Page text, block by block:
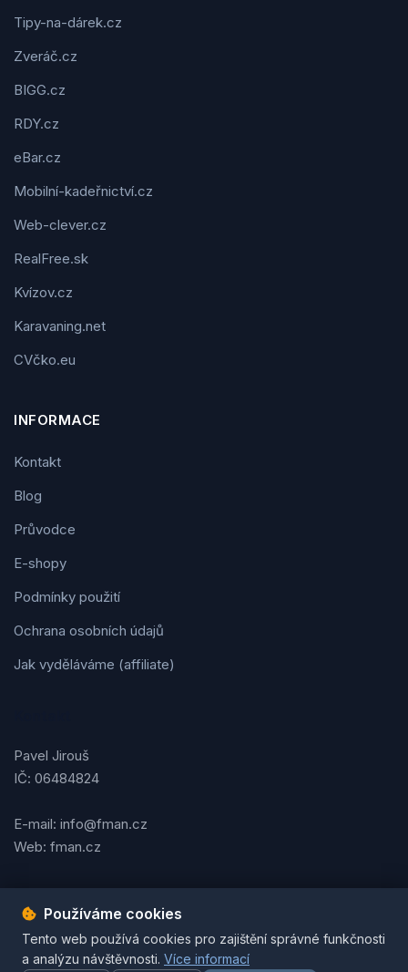
Tipy-na-dárek.cz
Zveráč.cz
BIGG.cz
RDY.cz
eBar.cz
Mobilní-kadeřnictví.cz
Web-clever.cz
RealFree.sk
Kvízov.cz
Karavaning.net
CVčko.eu
INFORMACE
Kontakt
Blog
Průvodce
E-shopy
Podmínky použití
Ochrana osobních údajů
Jak vyděláváme (affiliate)
Pavel Jirouš
IČ: 06484824
E-mail: info@fman.cz
Web: fman.cz
Podmínky použitíOchrana osobních údajůCookies
© 2026 FMAN.cz. Všechna práva vyhrazena. | Vytvořil
Používáme cookies
Tento web používá cookies pro zajištění správné funkčnosti
a analýzu návštěvnosti. Více informací